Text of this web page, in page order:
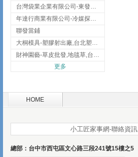
台灣袋業企業有限公司-東發企業社/台中太空袋/太空包
年達行商業有限公司-冷媒探漏儀,壓力錶組,真空泵浦,台北冷凍空調材料
聯發當鋪
大桐模具-塑膠射出廠,台北塑膠射出廠
財神園藝-草皮批發,地毯草,台北草,彰化地毯草,彰化台北草
更多
HOME
小工匠家事網-聯絡資訊
總部：台中市西屯區文心路三段241號15樓之5